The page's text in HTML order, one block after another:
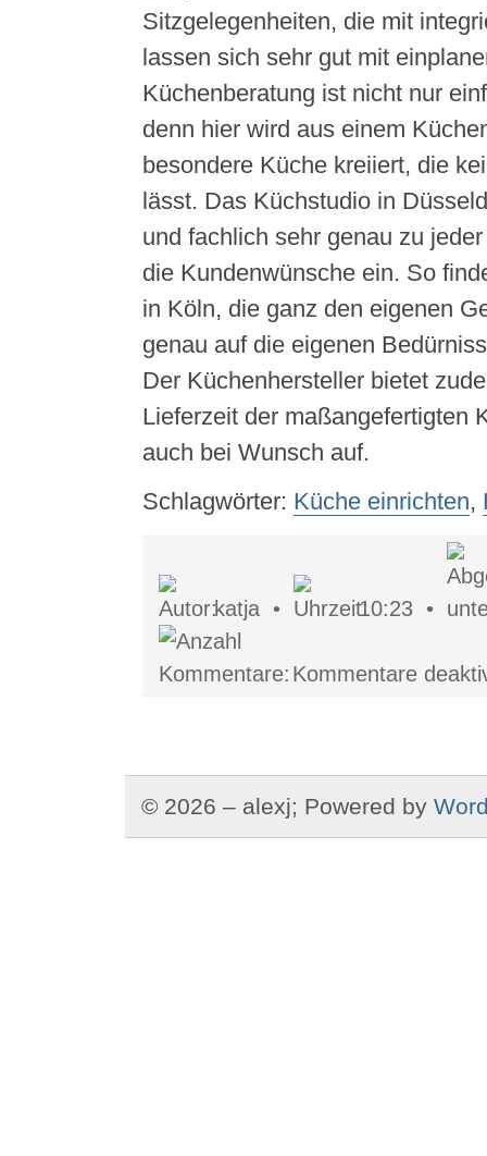
Sitzgelegenheiten, die mit
lassen sich sehr gut mit
Küchenberatung ist nicht nur
denn hier wird aus einem
besondere Küche kreiiert, die
lässt. Das Küchstudio in
und fachlich sehr genau zu
die Kundenwünsche ein. So
in Köln, die ganz den eigenen
genau auf die eigenen
Der Küchenhersteller bietet
Lieferzeit der maßangefertigten
auch bei Wunsch auf.
Schlagwörter: Küche einrichten,
katja • 10:23 •
Kommentare
© 2026 – alexj; Powered by